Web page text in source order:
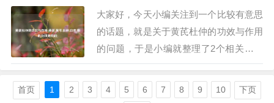
体的营养品，…
大家好，今天小编关注到一个比较有意思
的话题，就是关于黄芪杜仲的功效与作用
的问题，于是小编就整理了2个相关介绍
黄芪杜仲的功效与作用的解答，让我们一
起看看吧。文章目录：黄芪杜仲的功效与
作用黄芪,黄芩,杜仲,白术,熟地功效的异同
首页 1 2 3 4 5 6 7 8 9 10 下页